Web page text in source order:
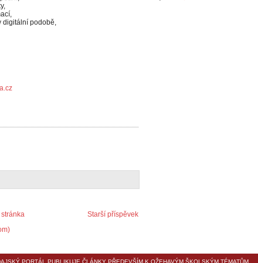
digitální podobě,
Starší příspěvek
PORTÁL PUBLIKUJE ČLÁNKY PŘEDEVŠÍM K OŽEHAVÝM ŠKOLSKÝM TÉMATŮM,